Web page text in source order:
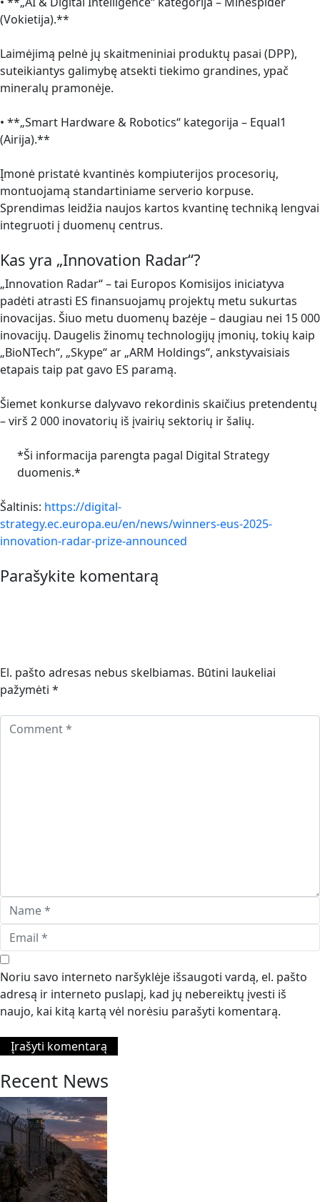
(Vokietija).**
Laimėjimą pelnė jų skaitmeniniai produktų pasai (DPP),
suteikiantys galimybę atsekti tiekimo grandines, ypač
mineralų pramonėje.
• **„Smart Hardware & Robotics“ kategorija – Equal1
(Airija).**
Įmonė pristatė kvantinės kompiuterijos procesorių,
montuojamą standartiniame serverio korpuse.
Sprendimas leidžia naujos kartos kvantinę techniką lengvai
integruoti į duomenų centrus.
Kas yra „Innovation Radar“?
„Innovation Radar“ – tai Europos Komisijos iniciatyva
padėti atrasti ES finansuojamų projektų metu sukurtas
inovacijas. Šiuo metu duomenų bazėje – daugiau nei 15 000
inovacijų. Daugelis žinomų technologijų įmonių, tokių kaip
„BioNTech“, „Skype“ ar „ARM Holdings“, ankstyvaisiais
etapais taip pat gavo ES paramą.
Šiemet konkurse dalyvavo rekordinis skaičius pretendentų
– virš 2 000 inovatorių iš įvairių sektorių ir šalių.
*Ši informacija parengta pagal Digital Strategy
duomenis.*
Šaltinis: https://digital-
strategy.ec.europa.eu/en/news/winners-eus-2025-
innovation-radar-prize-announced
Parašykite komentarą
El. pašto adresas nebus skelbiamas. Būtini laukeliai
pažymėti *
Noriu savo interneto naršyklėje išsaugoti vardą, el. pašto
adresą ir interneto puslapį, kad jų nebereiktų įvesti iš
naujo, kai kitą kartą vėl norėsiu parašyti komentarą.
Recent News